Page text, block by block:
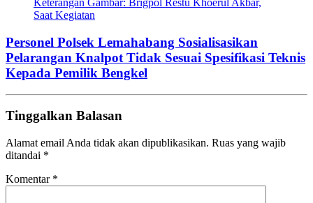
Keterangan Gambar: Brigpol Restu Khoerul Akbar,
Saat Kegiatan
Personel Polsek Lemahabang Sosialisasikan
Pelarangan Knalpot Tidak Sesuai Spesifikasi Teknis
Kepada Pemilik Bengkel
Tinggalkan Balasan
Alamat email Anda tidak akan dipublikasikan. Ruas yang wajib
ditandai *
Komentar *